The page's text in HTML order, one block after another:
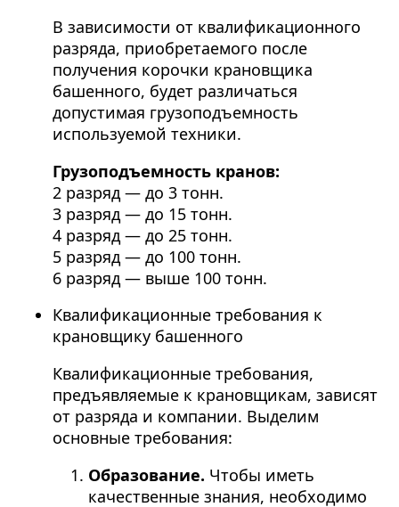
В зависимости от квалификационного
разряда, приобретаемого после
получения корочки крановщика
башенного, будет различаться
допустимая грузоподъемность
используемой техники.
Грузоподъемность кранов:
2 разряд — до 3 тонн.
3 разряд — до 15 тонн.
4 разряд — до 25 тонн.
5 разряд — до 100 тонн.
6 разряд — выше 100 тонн.
Квалификационные требования к
крановщику башенного
Квалификационные требования,
предъявляемые к крановщикам, зависят
от разряда и компании. Выделим
основные требования:
Образование. Чтобы иметь
качественные знания, необходимо